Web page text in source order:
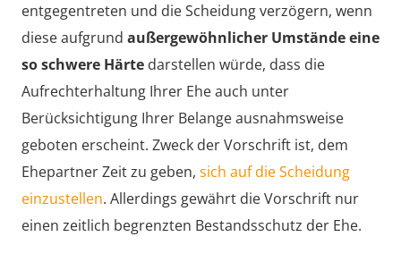
entgegentreten und die Scheidung verzögern, wenn
diese aufgrund außergewöhnlicher Umstände eine
so schwere Härte darstellen würde, dass die
Aufrechterhaltung Ihrer Ehe auch unter
Berücksichtigung Ihrer Belange ausnahmsweise
geboten erscheint. Zweck der Vorschrift ist, dem
Ehepartner Zeit zu geben, sich auf die Scheidung
einzustellen. Allerdings gewährt die Vorschrift nur
einen zeitlich begrenzten Bestandsschutz der Ehe.